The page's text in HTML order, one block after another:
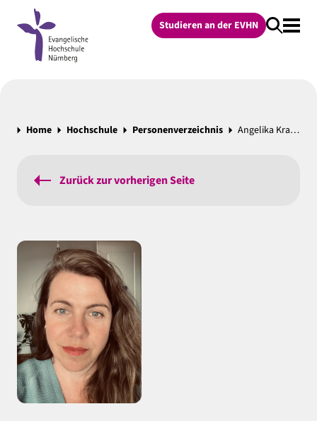
Studieren an der EVHN
Home Hochschule Personenverzeichnis Angelika Krautzberger
Zurück zur vorherigen Seite